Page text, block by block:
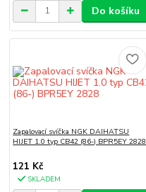
Do košíku
Zapalovací svíčka NGK DAIHATSU
HIJET 1.0 typ CB42 (86-) BPR5EY 2828
121 Kč
SKLADEM